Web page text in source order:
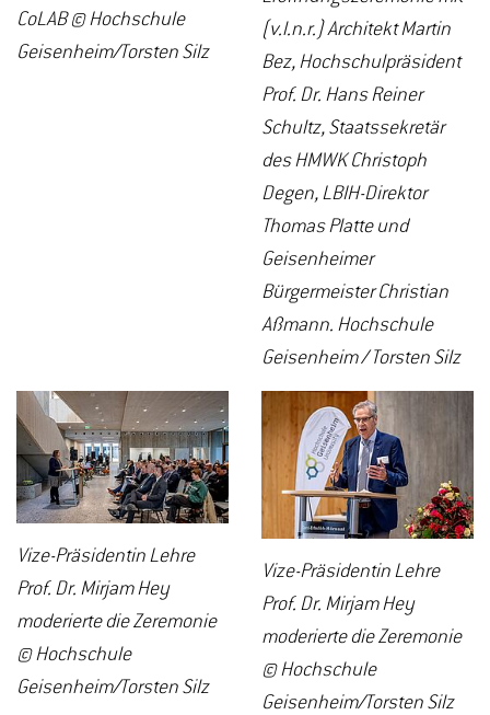
CoLAB © Hochschule
Geisenheim/Torsten Silz
(v.l.n.r.) Architekt Martin
Bez, Hochschulpräsident
Prof. Dr. Hans Reiner
Schultz, Staatssekretär
des HMWK Christoph
Degen, LBIH-Direktor
Thomas Platte und
Geisenheimer
Bürgermeister Christian
Aßmann. Hochschule
Geisenheim / Torsten Silz
Vize-Präsidentin Lehre
Prof. Dr. Mirjam Hey
moderierte die Zeremonie
© Hochschule
Geisenheim/Torsten Silz
Vize-Präsidentin Lehre
Prof. Dr. Mirjam Hey
moderierte die Zeremonie
© Hochschule
Geisenheim/Torsten Silz